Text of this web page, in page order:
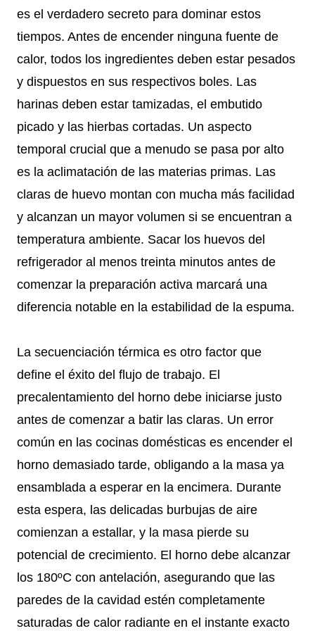
es el verdadero secreto para dominar estos
tiempos. Antes de encender ninguna fuente de
calor, todos los ingredientes deben estar pesados
y dispuestos en sus respectivos boles. Las
harinas deben estar tamizadas, el embutido
picado y las hierbas cortadas. Un aspecto
temporal crucial que a menudo se pasa por alto
es la aclimatación de las materias primas. Las
claras de huevo montan con mucha más facilidad
y alcanzan un mayor volumen si se encuentran a
temperatura ambiente. Sacar los huevos del
refrigerador al menos treinta minutos antes de
comenzar la preparación activa marcará una
diferencia notable en la estabilidad de la espuma.
La secuenciación térmica es otro factor que
define el éxito del flujo de trabajo. El
precalentamiento del horno debe iniciarse justo
antes de comenzar a batir las claras. Un error
común en las cocinas domésticas es encender el
horno demasiado tarde, obligando a la masa ya
ensamblada a esperar en la encimera. Durante
esta espera, las delicadas burbujas de aire
comienzan a estallar, y la masa pierde su
potencial de crecimiento. El horno debe alcanzar
los 180ºC con antelación, asegurando que las
paredes de la cavidad estén completamente
saturadas de calor radiante en el instante exacto